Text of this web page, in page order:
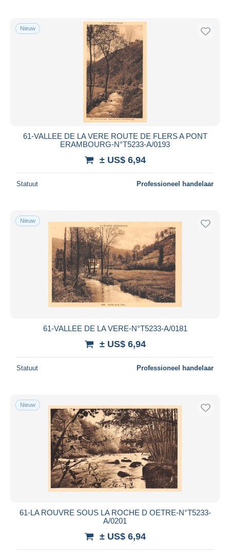
Nieuw
61-VALLEE DE LA VERE ROUTE DE FLERS A PONT
ERAMBOURG-N°T5233-A/0193
± US$ 6,94
Statuut Professioneel handelaar
Nieuw
61-VALLEE DE LA VERE-N°T5233-A/0181
± US$ 6,94
Statuut Professioneel handelaar
Nieuw
61-LA ROUVRE SOUS LA ROCHE D OETRE-N°T5233-
A/0201
± US$ 6,94